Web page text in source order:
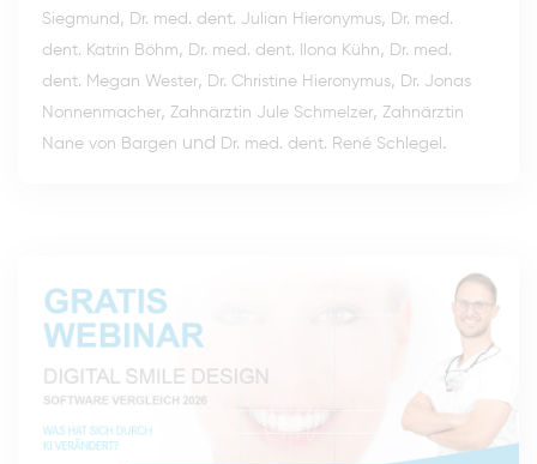
Siegmund , Dr. med. dent. Julian Hieronymus, Dr. med.
dent. Katrin Böhm, Dr. med. dent. Ilona Kühn, Dr. med.
dent. Megan Wester, Dr. Christine Hieronymus, Dr. Jonas
Nonnenmacher, Zahnärztin Jule Schmelzer, Zahnärztin
Nane von Bargen und Dr. med. dent. René Schlegel .